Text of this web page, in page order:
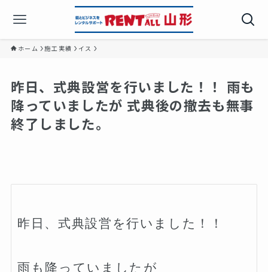
ホーム 施工実績 イス
昨日、式典設営を行いました！！ 雨も
降っていましたが 式典後の撤去も無事
終了しました。
昨日、式典設営を行いました！！
雨も降っていましたが